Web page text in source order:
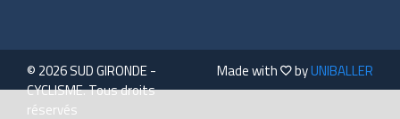
© 2026 SUD GIRONDE -
CYCLISME. Tous droits
réservés
Made with byUNIBALLER